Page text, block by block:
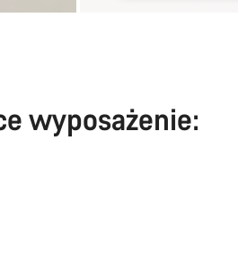
wyposażenie: